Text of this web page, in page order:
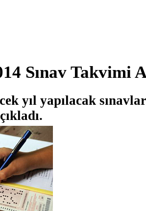
Sınav Takvimi
yıl yapılacak